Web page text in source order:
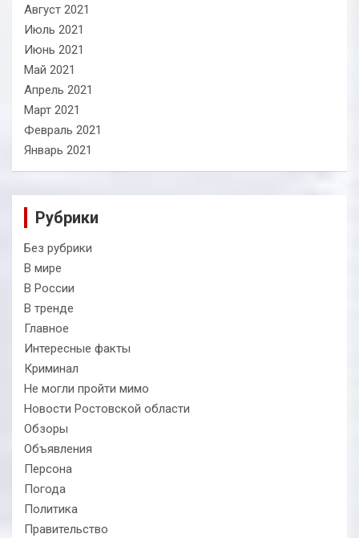
Август 2021
Июль 2021
Июнь 2021
Май 2021
Апрель 2021
Март 2021
Февраль 2021
Январь 2021
Рубрики
Без рубрики
В мире
В России
В тренде
Главное
Интересные факты
Криминал
Не могли пройти мимо
Новости Ростовской области
Обзоры
Объявления
Персона
Погода
Политика
Правительство